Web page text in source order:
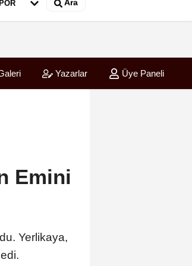
Ara
Yazarlar Üye Paneli
Emini
Yerlikaya,